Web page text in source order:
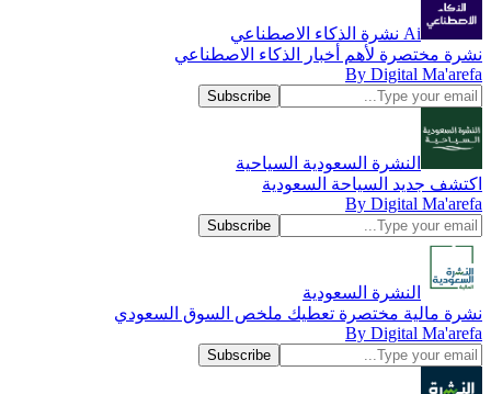
Ai نشرة الذكاء الاصطناعي
نشرة مختصرة لأهم أخبار الذكاء الاصطناعي
By Digital Ma'arefa
النشرة السعودية السياحية
اكتشف جديد السياحة السعودية
By Digital Ma'arefa
النشرة السعودية
نشرة مالية مختصرة تعطيك ملخص السوق السعودي
By Digital Ma'arefa